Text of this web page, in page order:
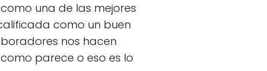
una de las mejores
como un buen
nos hacen
parece o eso es lo